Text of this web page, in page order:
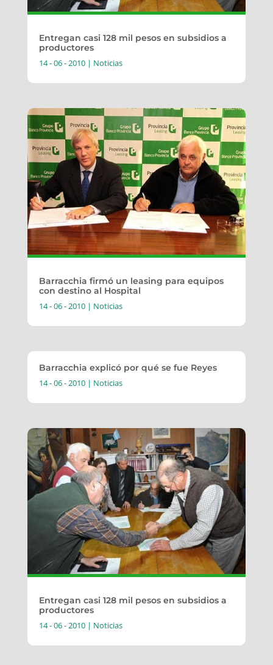
Entregan casi 128 mil pesos en subsidios a
productores
14 - 06 - 2010| Noticias
Barracchia firmó un leasing para equipos
con destino al Hospital
14 - 06 - 2010| Noticias
Barracchia explicó por qué se fue Reyes
14 - 06 - 2010| Noticias
Entregan casi 128 mil pesos en subsidios a
productores
14 - 06 - 2010| Noticias